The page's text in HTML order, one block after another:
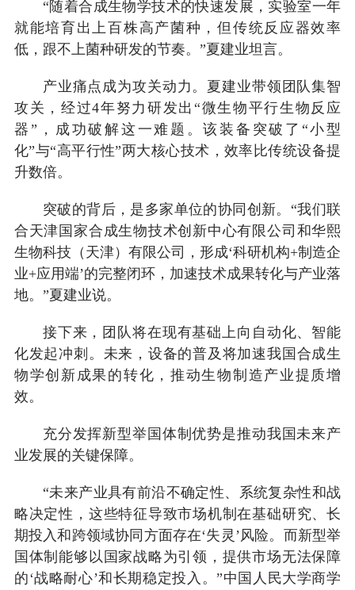
“随着合成生物学技术的快速发展，实验室一年
就能培育出上百株高产菌种，但传统反应器效率
低，跟不上菌种研发的节奏。”夏建业坦言。
产业痛点成为攻关动力。夏建业带领团队集智
攻关，经过4年努力研发出“微生物平行生物反应
器”，成功破解这一难题。该装备突破了“小型
化”与“高平行性”两大核心技术，效率比传统设备提
升数倍。
突破的背后，是多家单位的协同创新。“我们联
合天津国家合成生物技术创新中心有限公司和华熙
生物科技（天津）有限公司，形成‘科研机构+制造企
业+应用端’的完整闭环，加速技术成果转化与产业落
地。”夏建业说。
接下来，团队将在现有基础上向自动化、智能
化发起冲刺。未来，设备的普及将加速我国合成生
物学创新成果的转化，推动生物制造产业提质增
效。
充分发挥新型举国体制优势是推动我国未来产
业发展的关键保障。
“未来产业具有前沿不确定性、系统复杂性和战
略决定性，这些特征导致市场机制在基础研究、长
期投入和跨领域协同方面存在‘失灵’风险。而新型举
国体制能够以国家战略为引领，提供市场无法保障
的‘战略耐心’和长期稳定投入。”中国人民大学商学